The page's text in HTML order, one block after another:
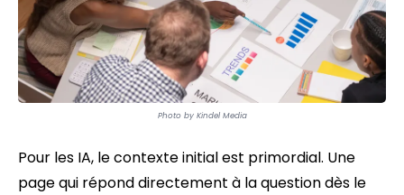
Photo by Kindel Media
Pour les IA, le contexte initial est primordial. Une
page qui répond directement à la question dès le